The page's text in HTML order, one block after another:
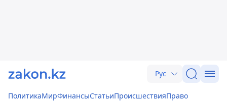
Рус
ПолитикаМирФинансыСтатьиПроисшествияПраво